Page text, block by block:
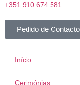
+351 910 674 581
Pedido de Contacto
Início
Cerimónias